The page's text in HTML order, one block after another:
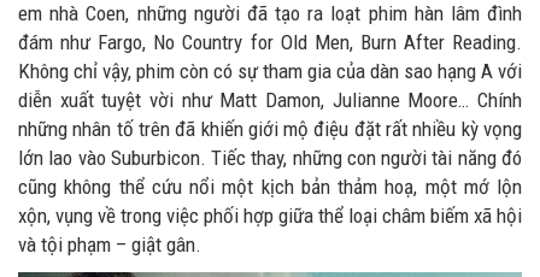
em nhà Coen, những người đã tạo ra loạt phim hàn lâm đình
đám như Fargo, No Country for Old Men, Burn After Reading.
Không chỉ vậy, phim còn có sự tham gia của dàn sao hạng A với
diễn xuất tuyệt vời như Matt Damon, Julianne Moore… Chính
những nhân tố trên đã khiến giới mộ điệu đặt rất nhiều kỳ vọng
lớn lao vào Suburbicon. Tiếc thay, những con người tài năng đó
cũng không thể cứu nổi một kịch bản thảm hoạ, một mớ lộn
xộn, vụng về trong việc phối hợp giữa thể loại châm biếm xã hội
và tội phạm – giật gân.